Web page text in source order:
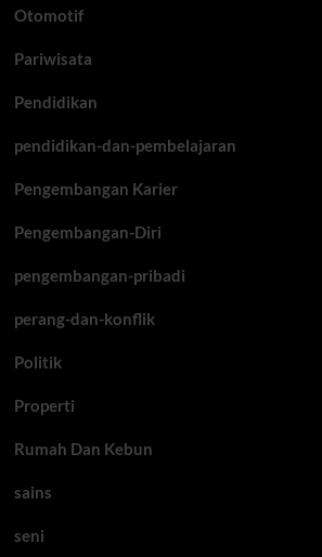
Otomotif
Pariwisata
Pendidikan
pendidikan-dan-pembelajaran
Pengembangan Karier
Pengembangan-Diri
pengembangan-pribadi
perang-dan-konflik
Politik
Properti
Rumah Dan Kebun
sains
seni